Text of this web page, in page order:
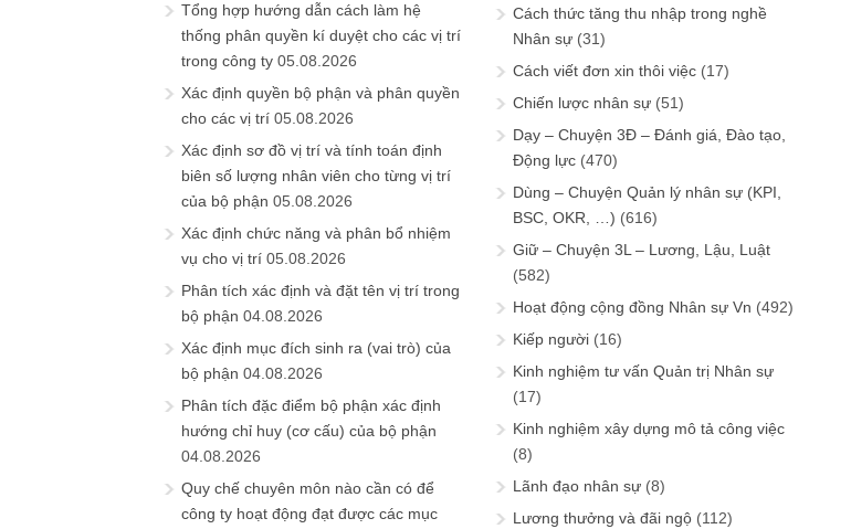
Tổng hợp hướng dẫn cách làm hệ
thống phân quyền kí duyệt cho các vị trí
trong công ty 05.08.2026
Xác định quyền bộ phận và phân quyền
cho các vị trí 05.08.2026
Xác định sơ đồ vị trí và tính toán định
biên số lượng nhân viên cho từng vị trí
của bộ phận 05.08.2026
Xác định chức năng và phân bổ nhiệm
vụ cho vị trí 05.08.2026
Phân tích xác định và đặt tên vị trí trong
bộ phận 04.08.2026
Xác định mục đích sinh ra (vai trò) của
bộ phận 04.08.2026
Phân tích đặc điểm bộ phận xác định
hướng chỉ huy (cơ cấu) của bộ phận
04.08.2026
Quy chế chuyên môn nào cần có để
công ty hoạt động đạt được các mục
Cách thức tăng thu nhập trong nghề
Nhân sự (31)
Cách viết đơn xin thôi việc (17)
Chiến lược nhân sự (51)
Dạy – Chuyện 3Đ – Đánh giá, Đào tạo,
Động lực (470)
Dùng – Chuyện Quản lý nhân sự (KPI,
BSC, OKR, …) (616)
Giữ – Chuyện 3L – Lương, Lậu, Luật
(582)
Hoạt động cộng đồng Nhân sự Vn (492)
Kiếp người (16)
Kinh nghiệm tư vấn Quản trị Nhân sự
(17)
Kinh nghiệm xây dựng mô tả công việc
(8)
Lãnh đạo nhân sự (8)
Lương thưởng và đãi ngộ (112)